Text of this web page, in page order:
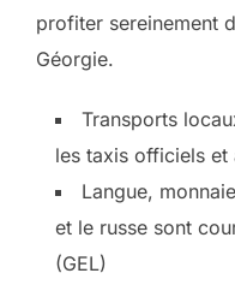
profiter sereinement
Géorgie.
Transports
les taxis officiels et
Langue,
et le russe sont
(GEL)